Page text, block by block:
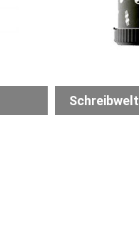
Schreibwelt